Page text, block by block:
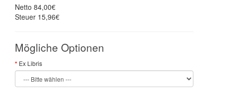
Netto 84,00€
Steuer 15,96€
Mögliche Optionen
Ex Libris